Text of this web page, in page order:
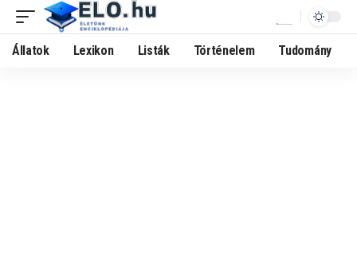
Állatok Lexikon Listák Történelem Tudomány